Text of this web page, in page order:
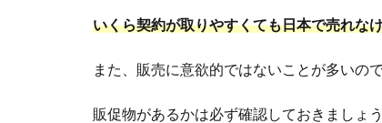
いくら契約が取りやすくても日本で売れな
また、販売に意欲的ではないことが多いので
販促物があるかは必ず確認しておきましょう